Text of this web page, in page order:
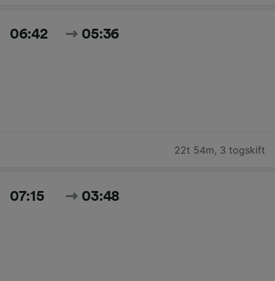
06:42 05:36
22t 54m, 3 togskift
07:15 03:48